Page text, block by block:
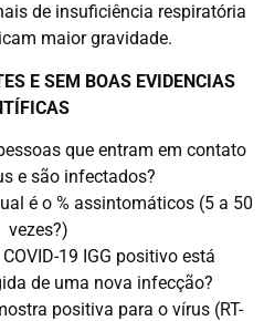
de insuficiência respiratória
maior gravidade.
E SEM BOAS EVIDENCIAS
que entram em contato
e são infectados?
é o % assintomáticos (5 a 50
vezes?)
19 IGG positivo está
de uma nova infecção?
positiva para o vírus (RT-